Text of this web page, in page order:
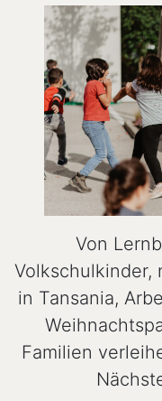
Von
Volkschulkinder,
in Tansania,
Familien